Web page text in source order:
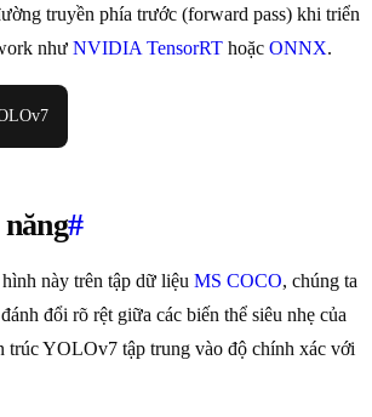
truyền phía trước (forward pass) khi triển
như NVIDIA TensorRT hoặc ONNX.
#
này trên tập dữ liệu MS COCO, chúng ta
đổi rõ rệt giữa các biến thể siêu nhẹ của
trúc YOLOv7 tập trung vào độ chính xác với